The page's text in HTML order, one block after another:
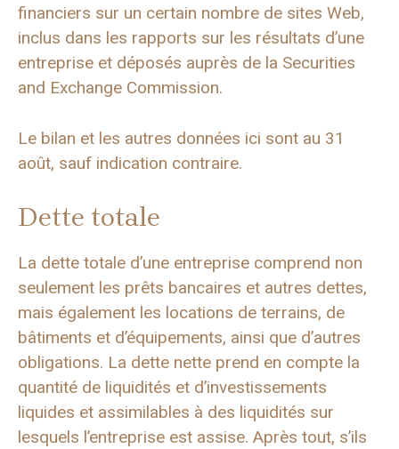
financiers sur un certain nombre de sites Web,
inclus dans les rapports sur les résultats d’une
entreprise et déposés auprès de la Securities
and Exchange Commission.
Le bilan et les autres données ici sont au 31
août, sauf indication contraire.
Dette totale
La dette totale d’une entreprise comprend non
seulement les prêts bancaires et autres dettes,
mais également les locations de terrains, de
bâtiments et d’équipements, ainsi que d’autres
obligations. La dette nette prend en compte la
quantité de liquidités et d’investissements
liquides et assimilables à des liquidités sur
lesquels l’entreprise est assise. Après tout, s’ils